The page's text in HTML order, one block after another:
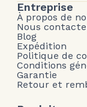
Entreprise
À propos de
Nous
Blog
Expédition
Politique de
Conditions
Garantie
Retour et